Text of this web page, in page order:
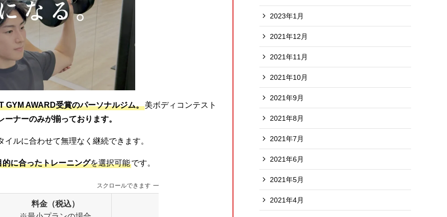
GYM AWARD受賞のパーソナルジム。美ボディコンテスト
ーナーのみが揃っております。
ルに合わせて無理なく継続できます。
的に合ったトレーニングを選択可能です。
スクロールできます
料金（税込）
おすすめ
2023年1月
2021年12月
2021年11月
2021年10月
2021年9月
2021年8月
2021年7月
2021年6月
2021年5月
2021年4月